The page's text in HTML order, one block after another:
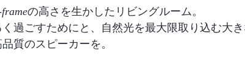
の高さを生かしたリビングルーム。
過ごすためにと、自然光を最大限取り込む大
質のスピーカーを。